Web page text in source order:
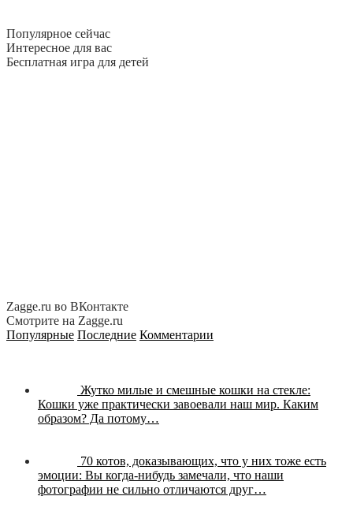
Популярное сейчас
Интересное для вас
Бесплатная игра для детей
Zagge.ru во ВКонтакте
Смотрите на Zagge.ru
Популярные Последние Комментарии
Жутко милые и смешные кошки на стекле:
Кошки уже практически завоевали наш мир. Каким
образом? Да потому…
70 котов, доказывающих, что у них тоже есть
эмоции: Вы когда-нибудь замечали, что наши
фотографии не сильно отличаются друг…